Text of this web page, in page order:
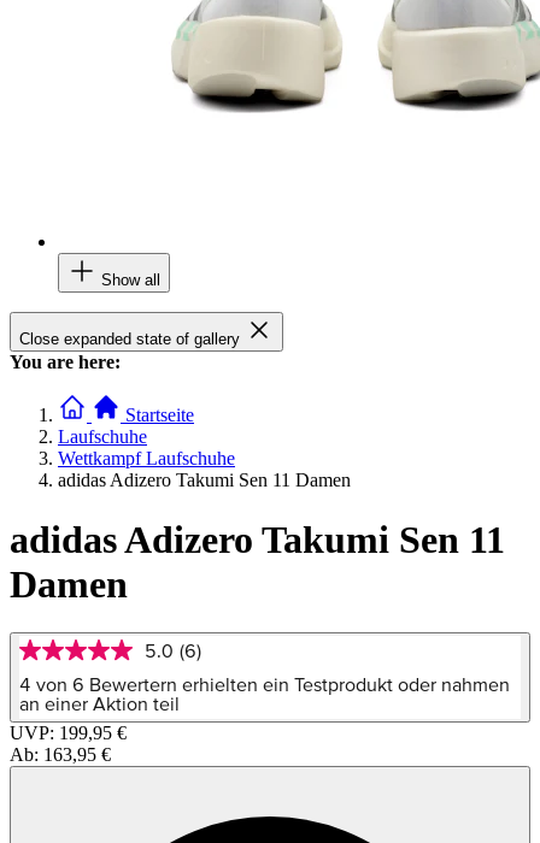
Show all
Close expanded state of gallery
You are here:
Startseite
Laufschuhe
Wettkampf Laufschuhe
adidas Adizero Takumi Sen 11 Damen
adidas Adizero Takumi Sen 11
Damen
5.0
von
5
Sternen,
Durchschnittswert
der
5.0 (6)
4 von 6 Bewertern erhielten ein Testprodukt oder nahmen
an einer Aktion teil
UVP: 199,95 €
Ab: 163,95 €